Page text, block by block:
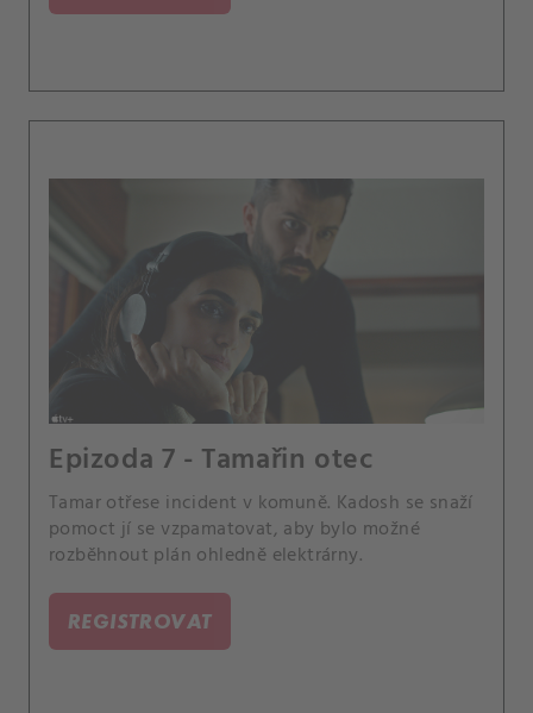
Epizoda 7 - Tamařin otec
Tamar otřese incident v komuně. Kadosh se snaží
pomoct jí se vzpamatovat, aby bylo možné
rozběhnout plán ohledně elektrárny.
REGISTROVAT